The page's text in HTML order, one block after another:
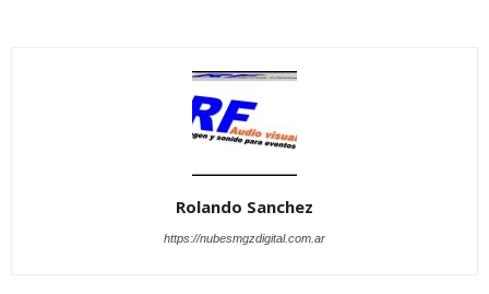
Rolando Sanchez
https://nubesmgzdigital.com.ar